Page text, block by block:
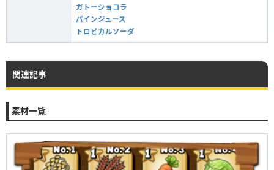
ガトーショコラ
パインジュース
トロピカルソーダ
関連記事
素材一覧